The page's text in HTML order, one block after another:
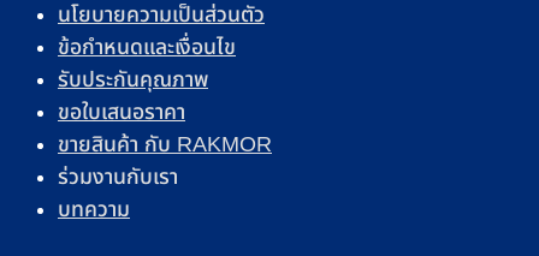
นโยบายความเป็นส่วนตัว
ข้อกำหนดและเงื่อนไข
รับประกันคุณภาพ
ขอใบเสนอราคา
ขายสินค้า กับ RAKMOR
ร่วมงานกับเรา
บทความ